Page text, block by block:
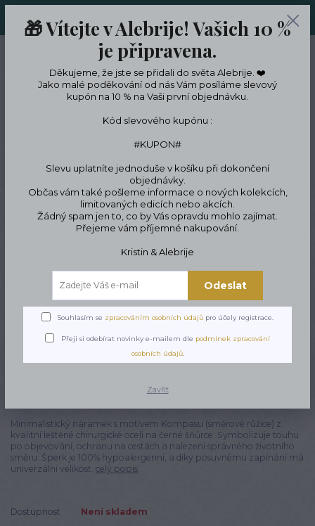
LIMITKÁCH
CZK
Hledat
ŠPERKY Náramky Elegantní kovové náramky
nerezové oceli
Náramek kompas
Náramek kompas
Minimalistický náramek s motivem Kompasu (směrové růžice) z
kvalitní leštěné chirurgické oceli na černé šňůrce. Symbolizuje touhu
po objevování, ochranu na cestách a nalezení správného životního
směru. Šperk je 100% hypoalergenní, a díky posuvnému zapínání má
univerzální velikost. celý popis
Dostupnost
Není skladem
🎁 Vítejte v Alebrije! Vašich 10 %
je připravena.
Děkujeme, že jste se přidali do světa Alebrije. ❤️
Jako malé poděkování od nás Vám posíláme slevový
kupón na 10 % na Vaši první objednávku.
Kód slevového kupónu :
#KUPON#
Slevu uplatníte jednoduše v košíku při dokončení
objednávky.
Občas vám také pošleme informace o nových kolekcích,
limitovaných edicích nebo akcích.
Žádný spam jen to, co by Vás opravdu mohlo zajímat.
Přejeme vám příjemné nakupování.
Kristin & Alebrije
Odeslat
Souhlasím se zpracováním osobních údajů pro účely registrace.
Přeji si odebírat novinky e-mailem dle podmínek zpracování
osobních údajů.
Zavřít